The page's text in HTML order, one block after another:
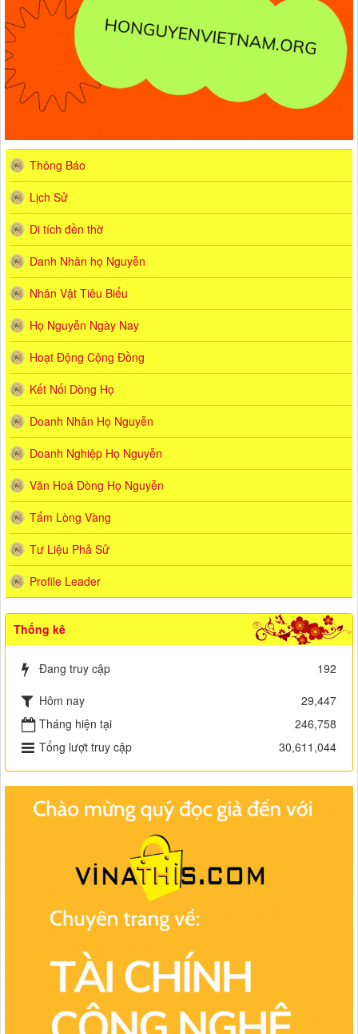
Thông Báo
Lịch Sử
Di tích đền thờ
Danh Nhân họ Nguyễn
Nhân Vật Tiêu Biểu
Họ Nguyễn Ngày Nay
Hoạt Động Cộng Đồng
Kết Nối Dòng Họ
Doanh Nhân Họ Nguyễn
Doanh Nghiệp Họ Nguyễn
Văn Hoá Dòng Họ Nguyễn
Tấm Lòng Vàng
Tư Liệu Phả Sử
Profile Leader
Thống kê
Đang truy cập
192
Hôm nay
29,447
Tháng hiện tại
246,758
Tổng lượt truy cập
30,611,044